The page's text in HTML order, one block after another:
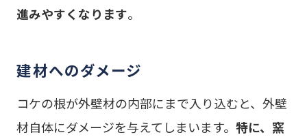
進みやすくなります。
建材へのダメージ
コケの根が外壁材の内部にまで入り込むと、外壁
材自体にダメージを与えてしまいます。 特に、窯